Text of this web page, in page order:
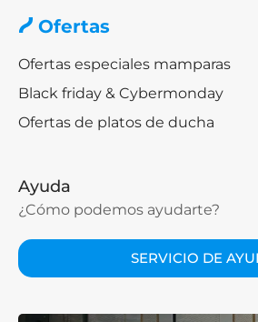
Ofertas
Ofertas especiales mamparas
Black friday & Cybermonday
Ofertas de platos de ducha
Ayuda
¿Cómo podemos ayudarte?
SERVICIO DE